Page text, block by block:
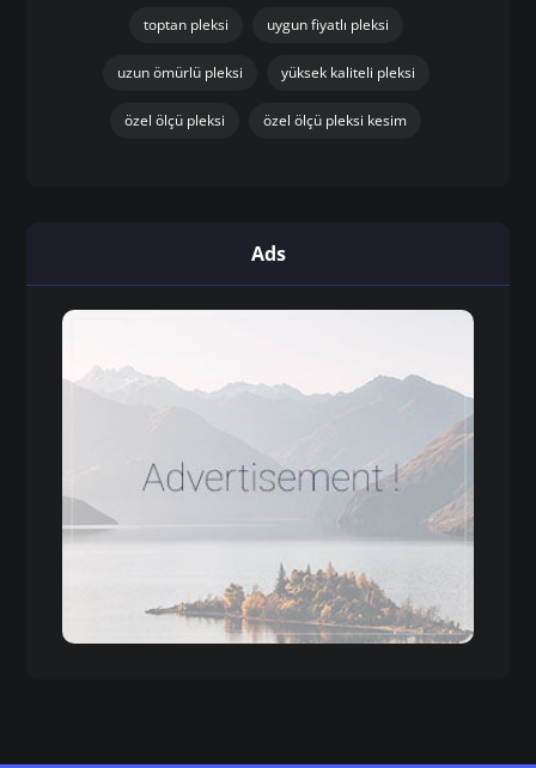
toptan pleksi uygun fiyatlı pleksi
uzun ömürlü pleksi yüksek kaliteli pleksi
özel ölçü pleksi özel ölçü pleksi kesim
Ads